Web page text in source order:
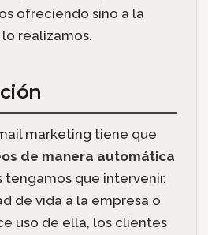
ofreciendo sino a la
realizamos.
marketing tiene que
de manera automática
tengamos que intervenir.
de vida a la empresa o
uso de ella, los clientes